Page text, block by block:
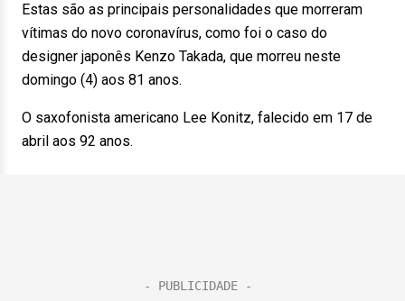
Estas são as principais personalidades que morreram
vítimas do novo coronavírus, como foi o caso do
designer japonês Kenzo Takada, que morreu neste
domingo (4) aos 81 anos.
O saxofonista americano Lee Konitz, falecido em 17 de
abril aos 92 anos.